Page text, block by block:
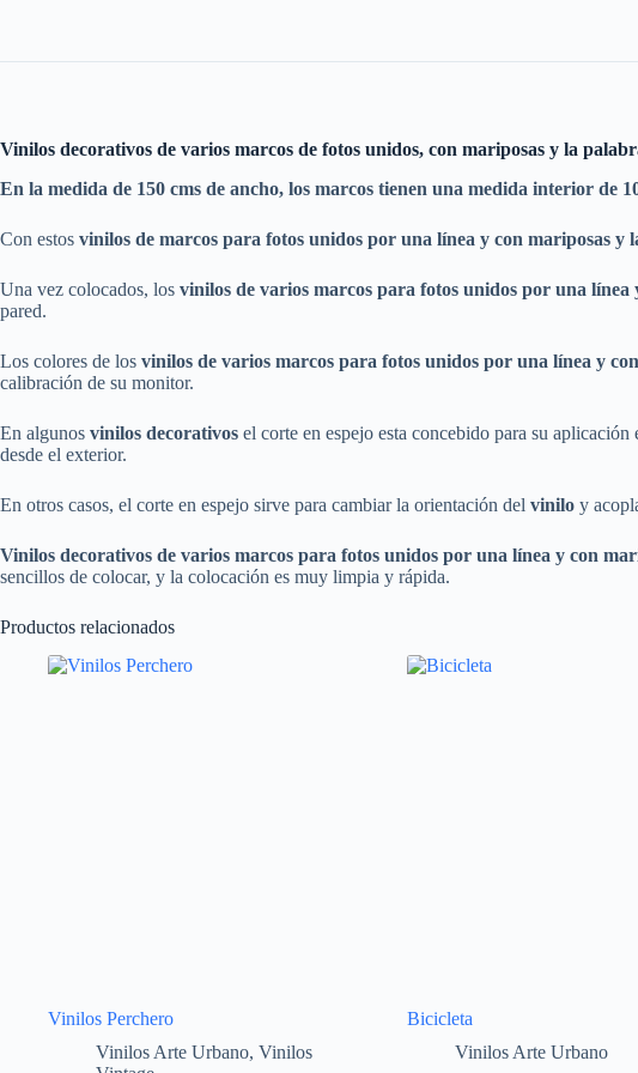
Vinilos decorativos de varios marcos de fotos unidos, con mariposas y la
En la medida de 150 cms de ancho, los marcos tienen una medida interior de
Con estos vinilos de marcos para fotos unidos por una línea y con mariposas y
Una vez colocados, los vinilos de varios marcos para fotos unidos por una
pared.
Los colores de los vinilos de varios marcos para fotos unidos por una línea y
calibración de su monitor.
En algunos vinilos decorativos el corte en espejo esta concebido para su
desde el exterior.
En otros casos, el corte en espejo sirve para cambiar la orientación del vinilo y
Vinilos decorativos de varios marcos para fotos unidos por una línea y con
sencillos de colocar, y la colocación es muy limpia y rápida.
Productos relacionados
Vinilos Perchero
Vinilos Arte Urbano, Vinilos
Bicicleta
Vinilos Arte Urbano